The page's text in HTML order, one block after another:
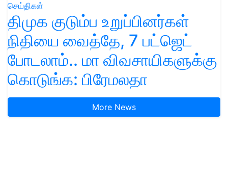
செய்திகள்
திமுக குடும்ப உறுப்பினர்கள்
நிதியை வைத்தே, 7 பட்ஜெட்
போடலாம்.. மா விவசாயிகளுக்கு
கொடுங்க: பிரேமலதா
More News